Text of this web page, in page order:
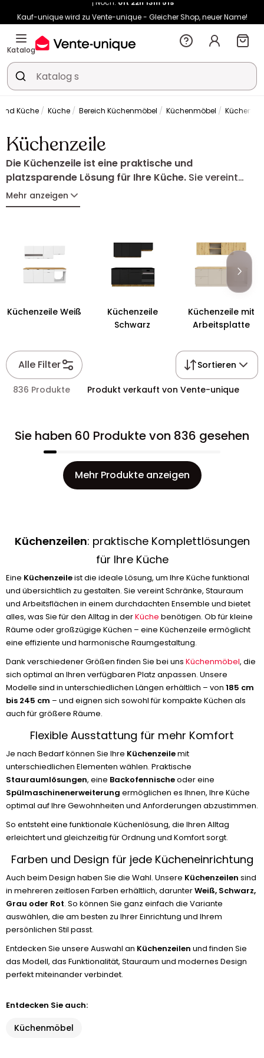
Kauf-unique wird zu Vente-unique - Gleicher Shop, neuer Name!
-10% ab 400€ mitHEAT10auf Vente-unique-Produkte
Noch:
Katalog
Küche Küche Bereich Küchenmöbel Küchenmöbel
Küchenzeile
Die Küchenzeile ist eine praktische und
platzsparende Lösung für Ihre Küche. Sie vereint
Schränke, Stauraum und Arbeitsfläche in einem
harmonischen Ensemble. Entdecken Sie
Mehr anzeigen
Küchenzeile Weiß
Küchenzeile
Schwarz
Küchenzeile mit
Arbeitsplatte
Alle Filter Sortieren
836 Produkte Produkt verkauft von Vente-unique
Sie haben 60 Produkte von 836 gesehen
Mehr Produkte anzeigen
Küchenzeilen: praktische Komplettlösungen
für Ihre Küche
Eine Küchenzeileist die ideale Lösung, um Ihre Küche funktional
und übersichtlich zu gestalten. Sie vereint Schränke, Stauraum
und Arbeitsflächen in einem durchdachten Ensemble und bietet
alles, was Sie für den Alltag in derKüche benötigen. Ob für kleine
Räume oder großzügige Küchen – eine Küchenzeile ermöglicht
eine effiziente und harmonische Raumgestaltung.
Dank verschiedener Größen finden Sie bei uns Küchenmöbel, die
sich optimal an Ihren verfügbaren Platz anpassen. Unsere
Modelle sind in unterschiedlichen Längen erhältlich – von 185 cm
bis 245 cm – und eignen sich sowohl für kompakte Küchen als
auch für größere Räume.
Flexible Ausstattung für mehr Komfort
Je nach Bedarf können Sie Ihre Küchenzeilemit
unterschiedlichen Elementen wählen. Praktische
Stauraumlösungen, eine Backofennischeoder eine
Spülmaschinenerweiterung ermöglichen es Ihnen, Ihre Küche
optimal auf Ihre Gewohnheiten und Anforderungen abzustimmen.
So entsteht eine funktionale Küchenlösung, die Ihren Alltag
erleichtert und gleichzeitig für Ordnung und Komfort sorgt.
Farben und Design für jede Kücheneinrichtung
Auch beim Design haben Sie die Wahl. Unsere Küchenzeilen sind
in mehreren zeitlosen Farben erhältlich, darunterWeiß, Schwarz,
Grau oder Rot. So können Sie ganz einfach die Variante
auswählen, die am besten zu Ihrer Einrichtung und Ihrem
persönlichen Stil passt.
Entdecken Sie unsere Auswahl an Küchenzeilen und finden Sie
das Modell, das Funktionalität, Stauraum und modernes Design
perfekt miteinander verbindet.
Entdecken Sie auch:
Küchenmöbel